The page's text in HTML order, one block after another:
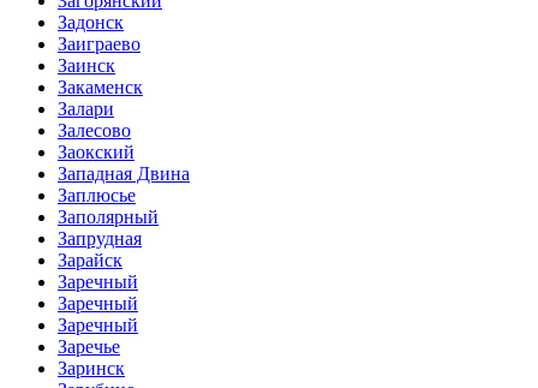
Задонск
Заиграево
Заинск
Закаменск
Залари
Залесово
Заокский
Западная Двина
Заплюсье
Заполярный
Запрудная
Зарайск
Заречный
Заречный
Заречный
Заречье
Заринск